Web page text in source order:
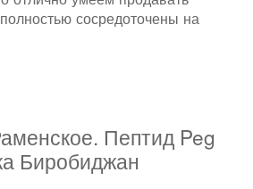
сосредоточены на
Пептид Peg
Биробиджан